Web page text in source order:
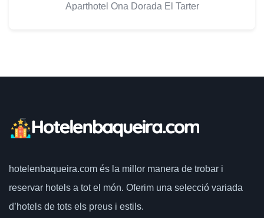
Aparthotel Ona Dorada El Tarter
hotelenbaqueira.com és la millor manera de trobar i
reservar hotels a tot el món. Oferim una selecció variada
d’hotels de tots els preus i estils.